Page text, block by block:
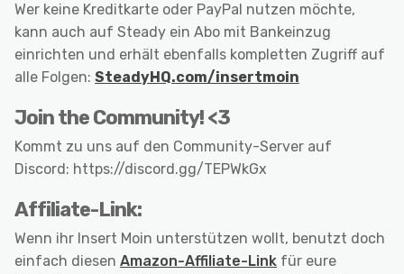
Wer keine Kreditkarte oder PayPal nutzen möchte,
kann auch auf Steady ein Abo mit Bankeinzug
einrichten und erhält ebenfalls kompletten Zugriff auf
alle Folgen: SteadyHQ.com/insertmoin
Join the Community! <3
Kommt zu uns auf den Community-Server auf
Discord: https://discord.gg/TEPWkGx
Affiliate-Link:
Wenn ihr Insert Moin unterstützen wollt, benutzt doch
einfach diesen Amazon-Affiliate-Link für eure